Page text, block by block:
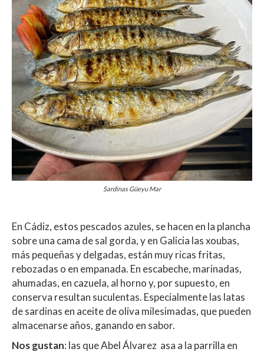
Sardinas Güeyu Mar
En Cádiz, estos pescados azules, se hacen en la plancha
sobre una cama de sal gorda, y en Galicia las xoubas,
más pequeñas y delgadas, están muy ricas fritas,
rebozadas o en empanada. En escabeche, marinadas,
ahumadas, en cazuela, al horno y, por supuesto, en
conserva resultan suculentas. Especialmente las latas
de sardinas en aceite de oliva milesimadas, que pueden
almacenarse años, ganando en sabor.
Nos gustan: las que Abel Álvarez asa a la parrilla en